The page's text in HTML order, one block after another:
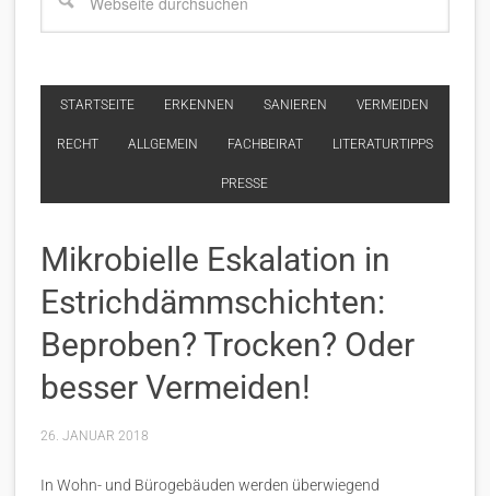
STARTSEITE ERKENNEN SANIEREN VERMEIDEN
RECHT ALLGEMEIN FACHBEIRAT LITERATURTIPPS
PRESSE
Mikrobielle Eskalation in
Estrichdämmschichten:
Beproben? Trocken? Oder
besser Vermeiden!
26. JANUAR 2018
In Wohn- und Bürogebäuden werden überwiegend